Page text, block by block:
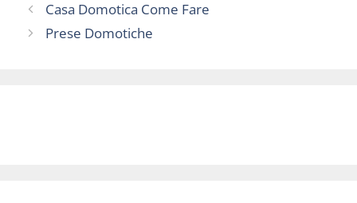
Casa Domotica Come Fare
Prese Domotiche